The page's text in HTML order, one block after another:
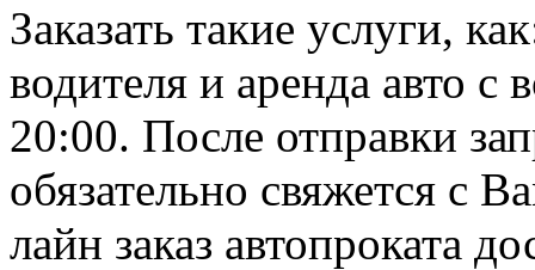
Заказать такие услуги,
водителя и аренда авто
20:00. После отправки
обязательно свяжется с
лайн заказ